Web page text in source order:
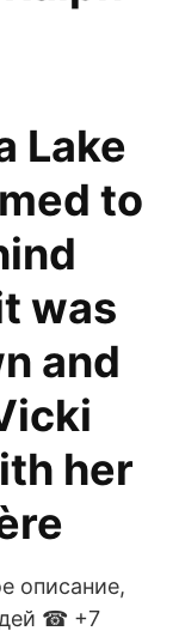
Lake
to
was
and
her
описание,
☎ +7